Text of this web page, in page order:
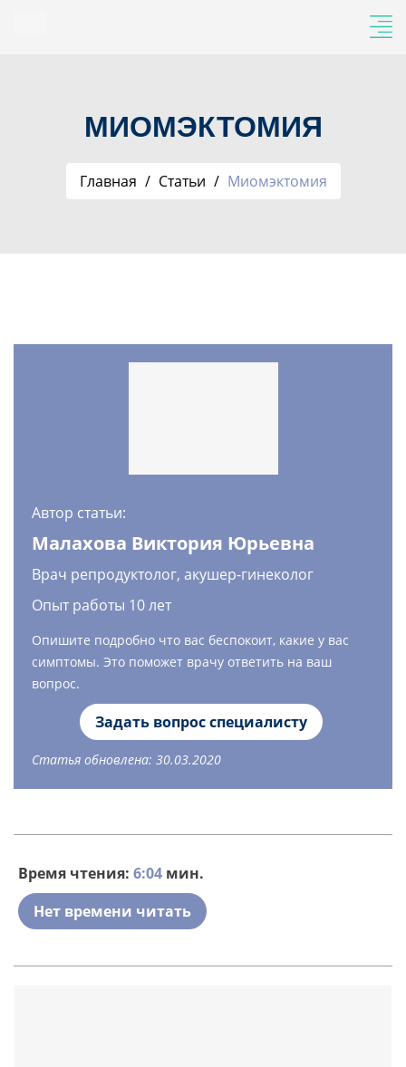
МИОМЭКТОМИЯ
Главная Статьи Миомэктомия
Автор статьи:
Малахова Виктория Юрьевна
Врач репродуктолог, акушер-гинеколог
Опыт работы 10 лет
Опишите подробно что вас беспокоит, какие у вас
симптомы. Это поможет врачу ответить на ваш
вопрос.
Задать вопрос специалисту
Статья обновлена: 30.03.2020
Время чтения: 6:04 мин.
Нет времени читать